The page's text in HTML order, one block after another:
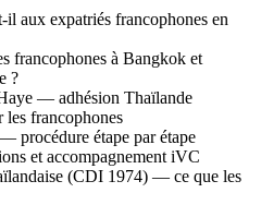
aux expatriés francophones en
francophones à Bangkok et
?
— adhésion Thaïlande
les francophones
procédure étape par étape
et accompagnement iVC
(CDI 1974) — ce que les